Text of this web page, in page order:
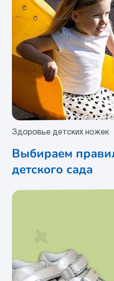
Здоровье детских ножек
Выбираем
детского сада